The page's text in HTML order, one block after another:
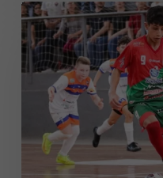
O
futsal
não
subproduto